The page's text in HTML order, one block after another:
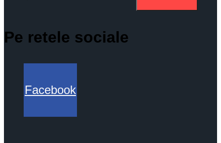
Pe retele sociale
Facebook